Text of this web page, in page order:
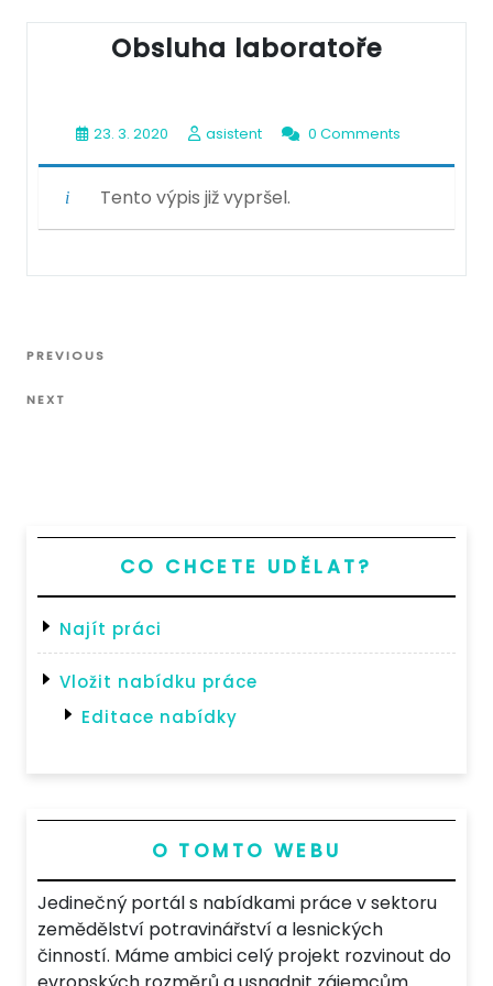
Obsluha laboratoře
23. 3. 2020 asistent 0 Comments
Tento výpis již vypršel.
Navigace
příspěvek
Previous
PREVIOUS
Next
NEXT
CO CHCETE UDĚLAT?
Najít práci
Vložit nabídku práce
Editace nabídky
O TOMTO WEBU
Jedinečný portál s nabídkami práce v sektoru
zemědělství potravinářství a lesnických
činností. Máme ambici celý projekt rozvinout do